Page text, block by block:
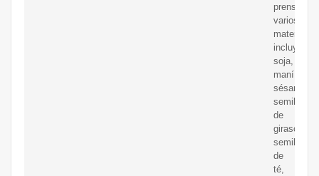
prensar
varios
materiales,
incluyendo
soja,
maní,
sésamo,
semillas
de
girasol,
semillas
de
té,